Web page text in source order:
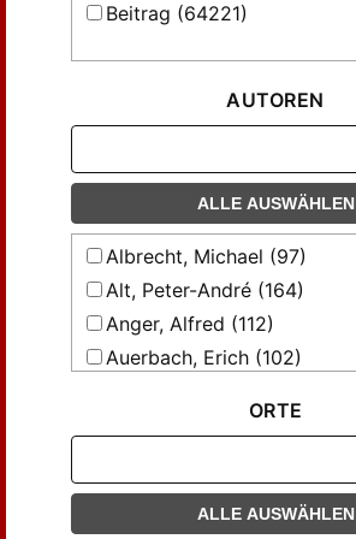
Beitrag (64221)
AUTOREN
ALLE AUSWÄHLEN
Albrecht, Michael (97)
Alt, Peter-André (164)
Anger, Alfred (112)
Auerbach, Erich (102)
Benz, Ernst (279)
Bietak, Wilhelm (100)
Blasberg, Cornelia (86)
ORTE
ALLE AUSWÄHLEN